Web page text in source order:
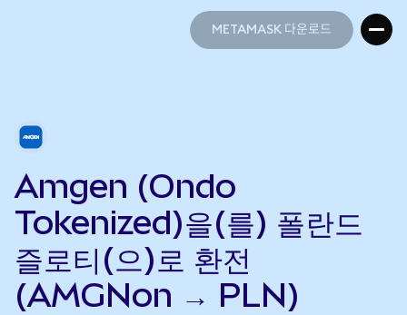
METAMASK 다운로드
Amgen (Ondo
Tokenized)을(를) 폴란드
즐로티(으)로 환전
(AMGNon → PLN)